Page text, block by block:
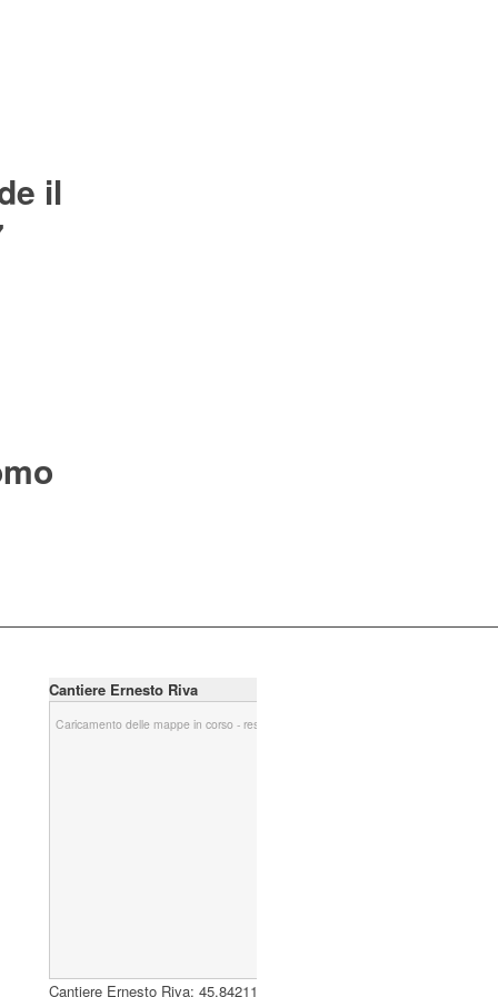
il
Cantiere Ernesto Riva
Caricamento delle mappe in corso - restare in attesa...
Cantiere Ernesto Riva:45.842112